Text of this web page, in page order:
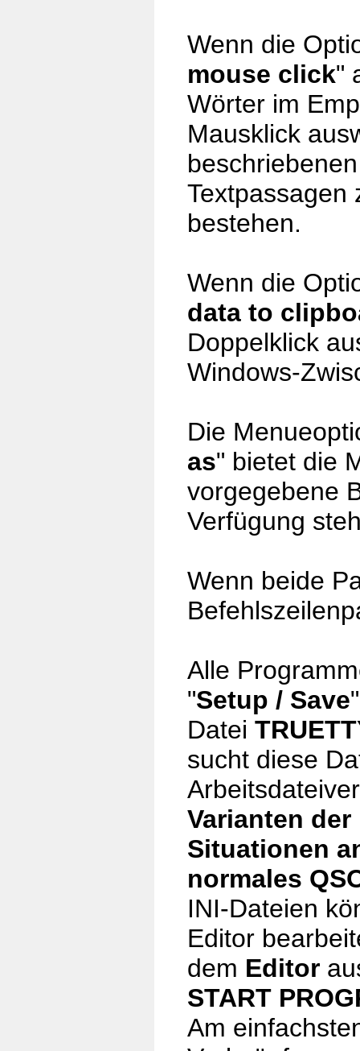
Wenn die
mouse click"
Wörter im
Mausklick
Textpassagen
bestehen.
Wenn die
data to
Doppelklick
Windows-
Die
as" bietet die
vorgegebene
Verfügung
Wenn beide
Alle
"Setup / Save"
Datei
sucht diese
Varianten
Situationen
normales
INI-Dateien
Editor
dem Editor
START
Am